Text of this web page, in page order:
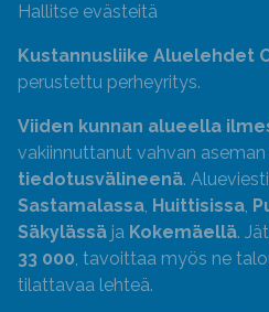
Hallitse evästeitä
Kustannusliike Aluelehdet
perustettu perheyritys.
Viiden kunnan alueella
vakiinnuttanut vahvan aseman
tiedotusvälineenä.
Sastamalassa, Huittisissa,
Säkylässä ja Kokemäellä.
33 000, tavoittaa myös ne
tilattavaa lehteä.